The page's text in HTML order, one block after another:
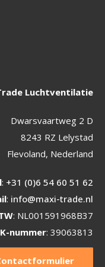
Luchtventilatie
Dwarsvaartweg 2 D
8243 RZ Lelystad
Flevoland, Nederland
: +31 (0)6 54 60 51 62
: info@maxi-trade.nl
: NL001591968B37
nummer: 39063813